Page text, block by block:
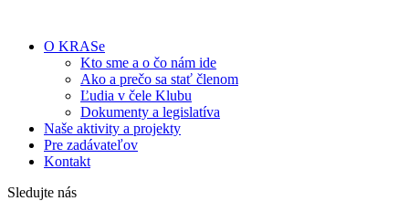
O KRASe
Kto sme a o čo nám ide
Ako a prečo sa stať členom
Ľudia v čele Klubu
Dokumenty a legislatíva
Naše aktivity a projekty
Pre zadávateľov
Kontakt
Sledujte nás